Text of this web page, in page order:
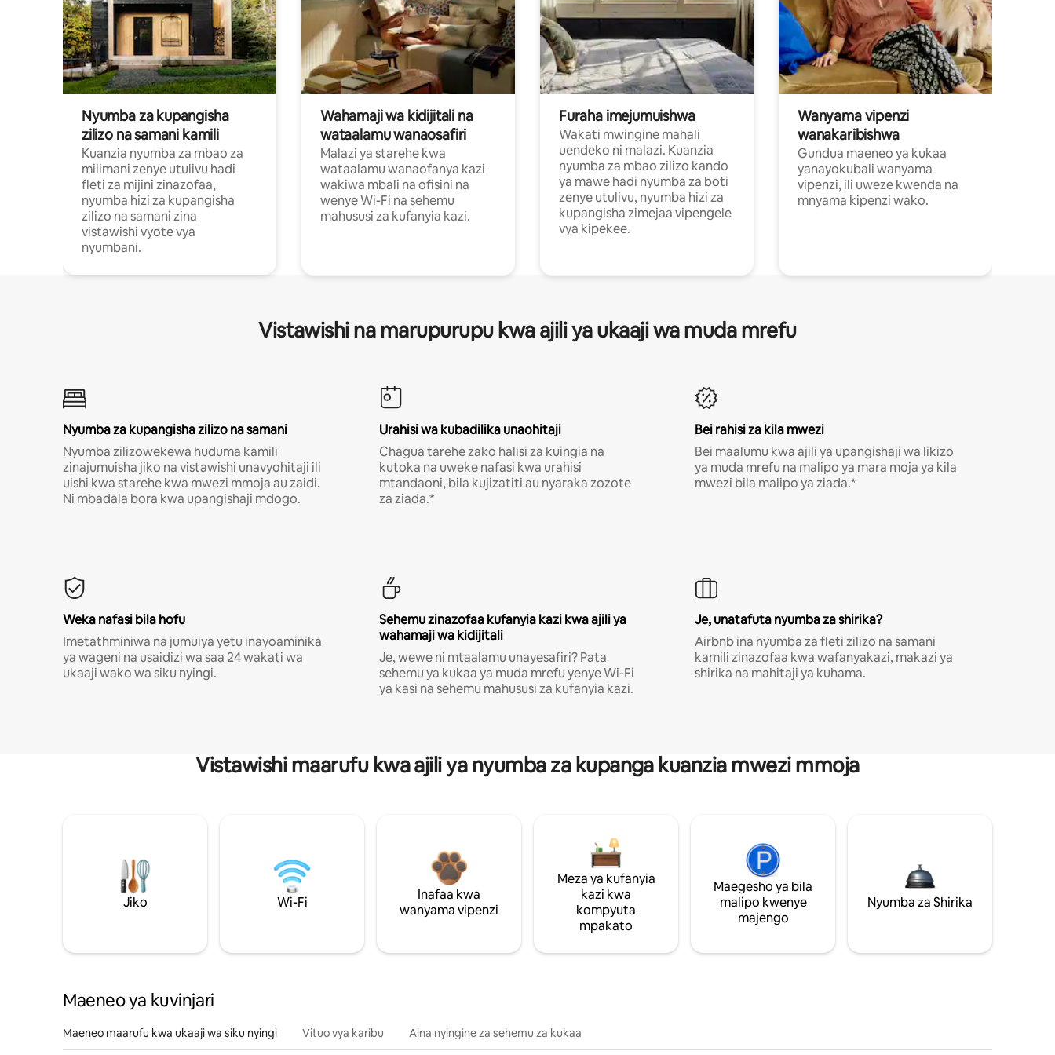
Nyumba za kupangisha
zilizo na samani kamili
Kuanzia nyumba za mbao za
milimani zenye utulivu hadi
fleti za mijini zinazofaa,
nyumba hizi za kupangisha
zilizo na samani zina
vistawishi vyote vya
nyumbani.
Wahamaji wa kidijitali na
wataalamu wanaosafiri
Malazi ya starehe kwa
wataalamu wanaofanya kazi
wakiwa mbali na ofisini na
wenye Wi-Fi na sehemu
mahususi za kufanyia kazi.
Furaha imejumuishwa
Wakati mwingine mahali
uendeko ni malazi. Kuanzia
nyumba za mbao zilizo kando
ya mawe hadi nyumba za boti
zenye utulivu, nyumba hizi za
kupangisha zimejaa vipengele
vya kipekee.
Wanyama vipenzi
wanakaribishwa
Gundua maeneo ya kukaa
yanayokubali wanyama
vipenzi, ili uweze kwenda na
mnyama kipenzi wako.
Vistawishi na marupurupu kwa ajili ya ukaaji wa muda mrefu
Nyumba za kupangisha zilizo na samani
Nyumba zilizowekewa huduma kamili
zinajumuisha jiko na vistawishi unavyohitaji ili
uishi kwa starehe kwa mwezi mmoja au zaidi.
Ni mbadala bora kwa upangishaji mdogo.
Urahisi wa kubadilika unaohitaji
Chagua tarehe zako halisi za kuingia na
kutoka na uweke nafasi kwa urahisi
mtandaoni, bila kujizatiti au nyaraka zozote
za ziada.*
Bei rahisi za kila mwezi
Bei maalumu kwa ajili ya upangishaji wa likizo
ya muda mrefu na malipo ya mara moja ya kila
mwezi bila malipo ya ziada.*
Weka nafasi bila hofu
Imetathminiwa na jumuiya yetu inayoaminika
ya wageni na usaidizi wa saa 24 wakati wa
ukaaji wako wa siku nyingi.
Sehemu zinazofaa kufanyia kazi kwa ajili ya
wahamaji wa kidijitali
Je, wewe ni mtaalamu unayesafiri? Pata
sehemu ya kukaa ya muda mrefu yenye Wi-Fi
ya kasi na sehemu mahususi za kufanyia kazi.
Je, unatafuta nyumba za shirika?
Airbnb ina nyumba za fleti zilizo na samani
kamili zinazofaa kwa wafanyakazi, makazi ya
shirika na mahitaji ya kuhama.
Vistawishi maarufu kwa ajili ya nyumba za kupanga kuanzia mwezi mmoja
Jiko Wi-Fi
Inafaa kwa
wanyama vipenzi
Meza ya kufanyia
kazi kwa
kompyuta
mpakato
Maegesho ya bila
malipo kwenye
majengo
Nyumba za Shirika
Maeneo ya kuvinjari
Maeneo maarufu kwa ukaaji wa siku nyingi Vituo vya karibu Aina nyingine za sehemu za kukaa